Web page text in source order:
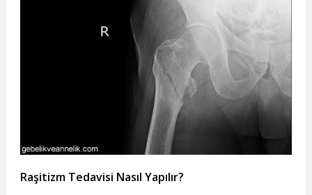
Raşitizm Tedavisi Nasıl Yapılır?